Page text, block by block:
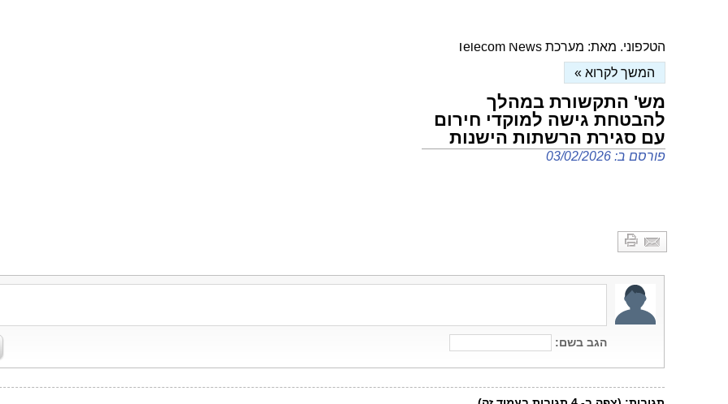
המשך לקרוא »
מש' התקשורת במהלך
להבטחת גישה למוקדי חירום
עם סגירת הרשתות הישנות
פורסם ב: 03/02/2026
כדי להבטיח שכל אזרח יוכל להשתמש בנייד
המשך לקרוא »
מובייל ואקספון
פורסם ב: 21/10/2025
ההחלטה התקבלה בעקבות הליך פיקוח
שחשף עשרות פניות מוצדקות של לקוחות.
כמה כסף החברות הללו תשלמנה? מאת:
המשך לקרוא »